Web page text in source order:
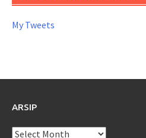
My Tweets
ARSIP
Arsip